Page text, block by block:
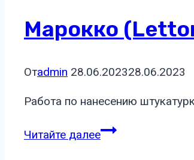
Марокко
Отadmin 28.06.202328.06.2023
Работа по нанесению
Читайте далееМарокко